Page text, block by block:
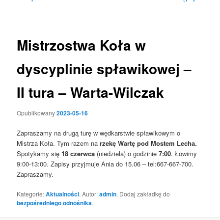
Mistrzostwa Koła w
dyscyplinie spławikowej –
II tura – Warta-Wilczak
Opublikowany2023-05-16
Zapraszamy na drugą turę w wędkarstwie spławikowym o
Mistrza Koła. Tym razem narzekę Wartę pod Mostem Lecha.
Spotykamy się18 czerwca (niedziela) o godzinie7:00. Łowimy
9:00-13:00. Zapisy przyjmuje Ania do 15.06 – tel:667-667-700.
Zapraszamy.
Kategorie:Aktualności. Autor:admin. Dodaj zakładkę do
bezpośredniego odnośnika.